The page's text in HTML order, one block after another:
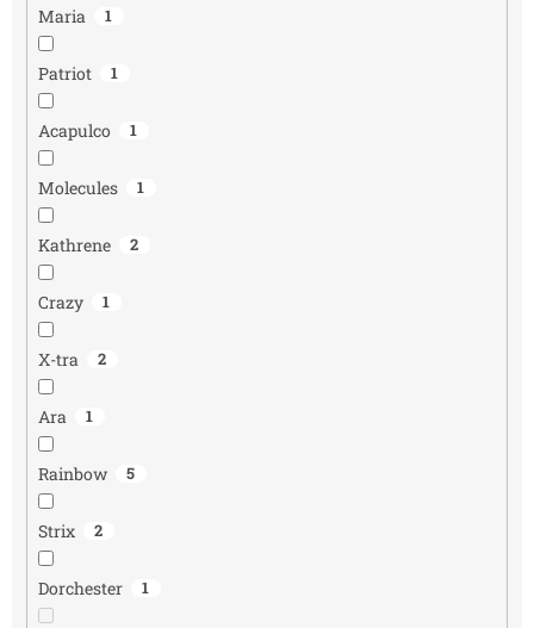
Maria 1
Patriot 1
Acapulco 1
Molecules 1
Kathrene 2
Crazy 1
X-tra 2
Ara 1
Rainbow 5
Strix 2
Dorchester 1